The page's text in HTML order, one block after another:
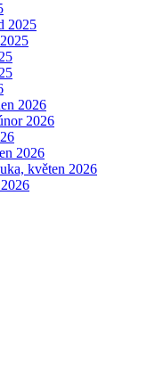
2025
2026
2026
2026
květen 2026